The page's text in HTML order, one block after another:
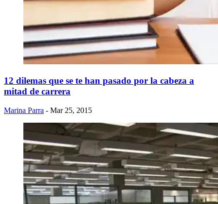
12 dilemas que se te han pasado por la cabeza a
mitad de carrera
Marina Parra - Mar 25, 2015